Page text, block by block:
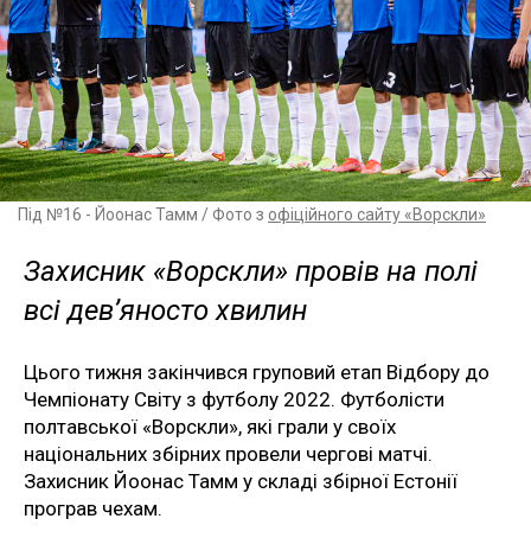
Під №16 - Йоонас Тамм / Фото з офіційного сайту «Ворскли»
Захисник «Ворскли» провів на полі
всі дев’яносто хвилин
Цього тижня закінчився груповий етап Відбору до
Чемпіонату Світу з футболу 2022. Футболісти
полтавської «Ворскли», які грали у своїх
національних збірних провели чергові матчі.
Захисник Йоонас Тамм у складі збірної Естонії
програв чехам.